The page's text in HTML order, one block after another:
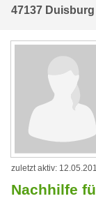
47137 Duisburg
zuletzt aktiv:
Nachhilfe